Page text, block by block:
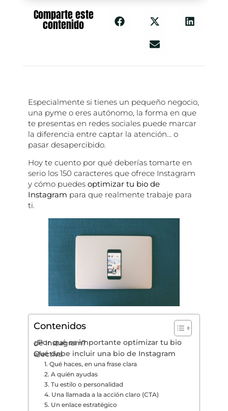
Comparte este
contenido
Especialmente si tienes un pequeño negocio,
una pyme o eres autónomo, la forma en que
te presentas en redes sociales puede marcar
la diferencia entre captar la atención… o
pasar desapercibido.
Hoy te cuento por qué deberías tomarte en
serio los 150 caracteres que ofrece Instagram
y cómo puedes optimizar tu bio de
Instagram para que realmente trabaje para
ti.
Contenidos
¿Por qué es importante optimizar tu bio de Instagram?
Qué debe incluir una bio de Instagram efectiva
1. Qué haces, en una frase clara
2. A quién ayudas
3. Tu estilo o personalidad
4. Una llamada a la acción claro (CTA)
5. Un enlace estratégico